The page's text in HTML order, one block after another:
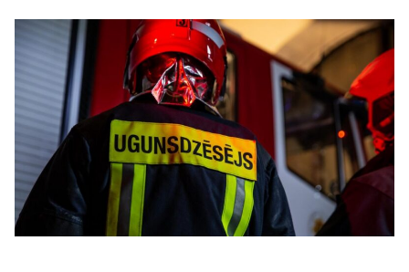
Sports
Kultūra
Bizness